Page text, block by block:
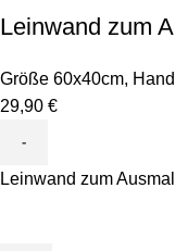
Leinwand zum
Größe 60x40cm,
29,90 €
Leinwand zum